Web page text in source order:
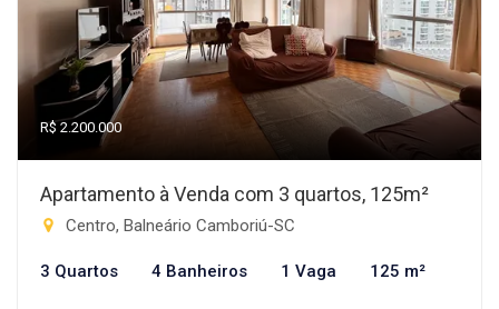
R$ 2.200.000
Apartamento à Venda com 3 quartos, 125m²
Centro, Balneário Camboriú-SC
3 Quartos 4 Banheiros 1 Vaga 125 m²